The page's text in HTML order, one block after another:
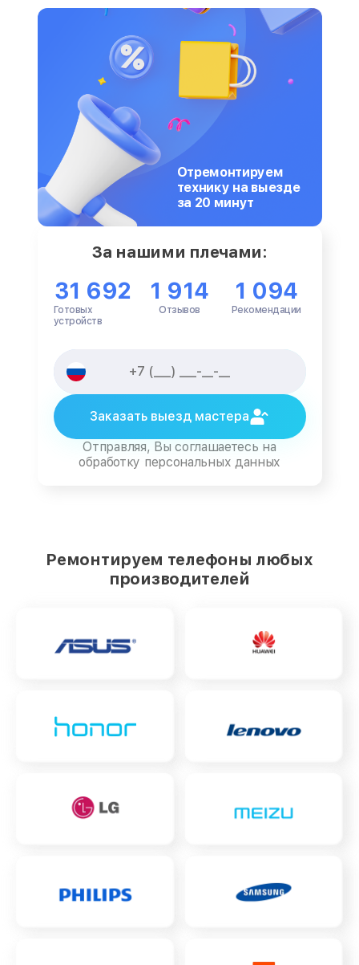
Отремонтируем
технику на выезде
за 20 минут
За нашими плечами:
31 692
Готовых
устройств
1 914
Отзывов
1 094
Рекомендации
Заказать выезд мастера
Отправляя, Вы соглашаетесь на
обработку персональных данных
Ремонтируем телефоны любых
производителей